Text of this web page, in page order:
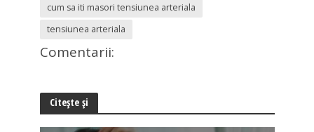
cum sa iti masori tensiunea arteriala
tensiunea arteriala
Comentarii:
Citește și